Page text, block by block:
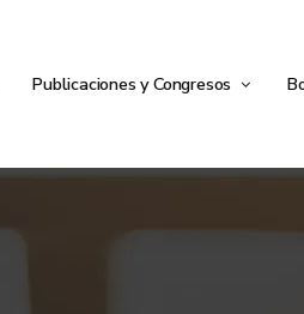
Publicaciones y Congresos